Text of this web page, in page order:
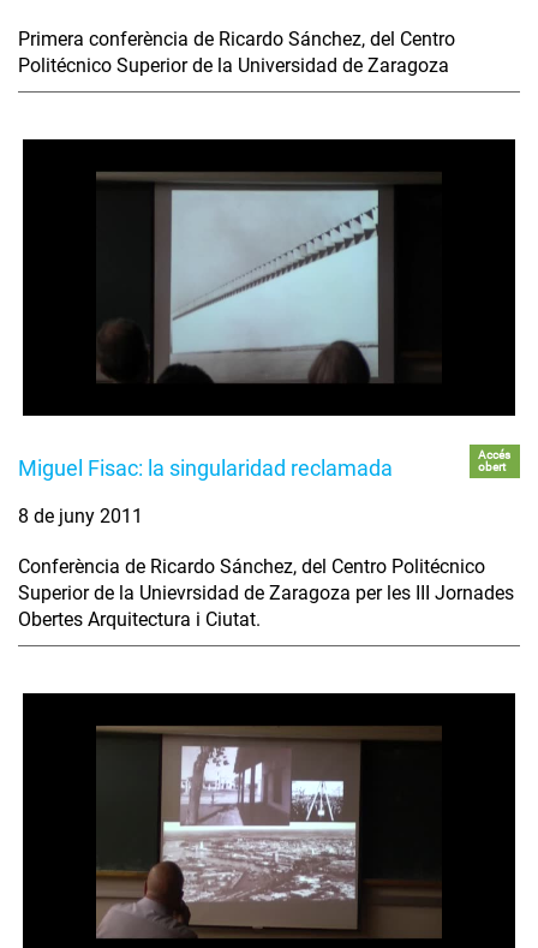
Primera conferència de Ricardo Sánchez, del Centro
Politécnico Superior de la Universidad de Zaragoza
Miguel Fisac: la singularidad reclamada
Accés
obert
8 de juny 2011
Conferència de Ricardo Sánchez, del Centro Politécnico
Superior de la Unievrsidad de Zaragoza per les III Jornades
Obertes Arquitectura i Ciutat.